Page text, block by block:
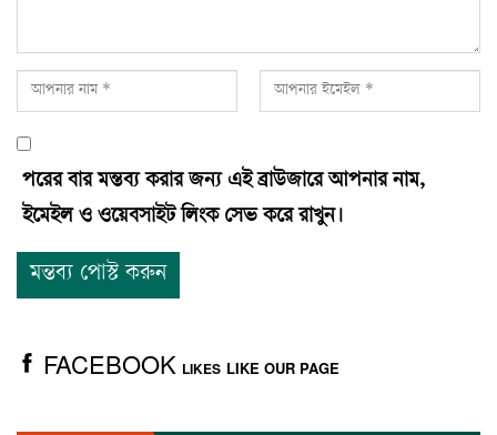
পরের বার মন্তব্য করার জন্য এই ব্রাউজারে আপনার নাম,
ইমেইল ও ওয়েবসাইট লিংক সেভ করে রাখুন।
FACEBOOK LIKES LIKE OUR PAGE